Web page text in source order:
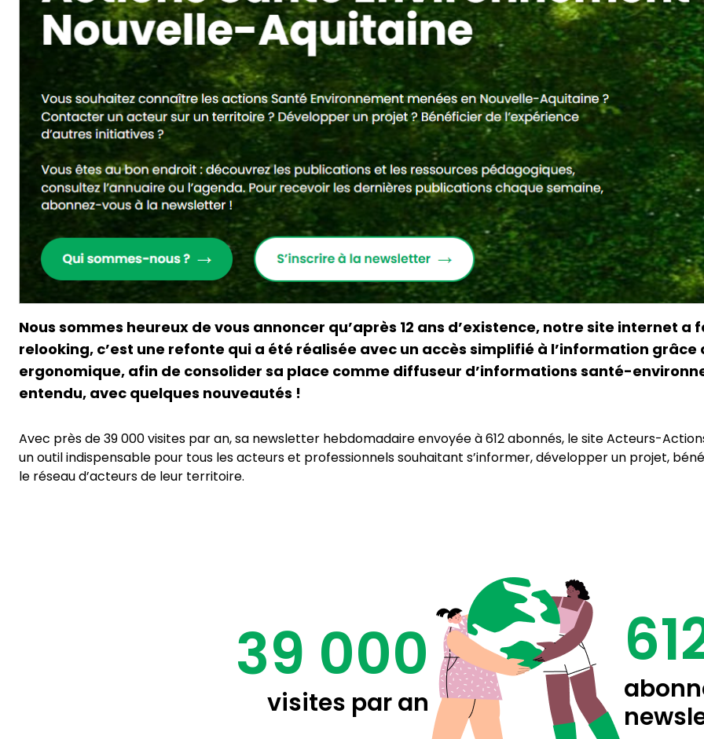
Nous sommes heureux de vous annoncer qu’après 12 ans d’existence, notre site internet a
relooking, c’est une refonte qui a été réalisée avec un accès simplifié à l’information
ergonomique, afin de consolider sa place comme diffuseur d’informations santé-
entendu, avec quelques nouveautés !
Avec près de 39 000 visites par an, sa newsletter hebdomadaire envoyée à 612 abonnés, le site Acteurs-
un outil indispensable pour tous les acteurs et professionnels souhaitant s’informer, développer un projet,
le réseau d’acteurs de leur territoire.
39 000
visites par an